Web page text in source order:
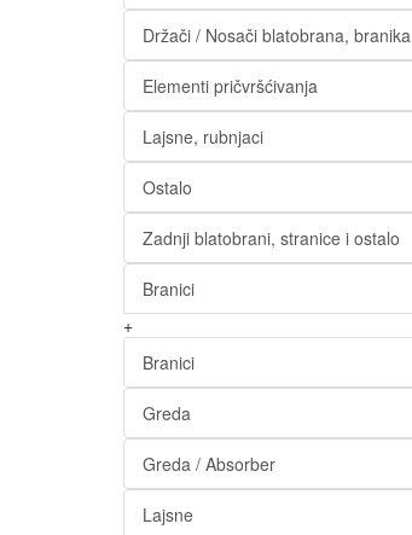
Držači / Nosači blatobrana, branika
Elementi pričvršćivanja
Lajsne, rubnjaci
Ostalo
Zadnji blatobrani, stranice i ostalo
Branici
+
Branici
Greda
Greda / Absorber
Lajsne